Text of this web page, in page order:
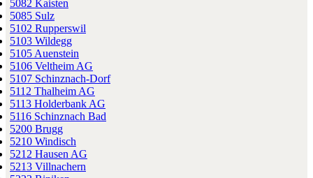
5082 Kaisten
5085 Sulz
5102 Rupperswil
5103 Wildegg
5105 Auenstein
5106 Veltheim AG
5107 Schinznach-Dorf
5112 Thalheim AG
5113 Holderbank AG
5116 Schinznach Bad
5200 Brugg
5210 Windisch
5212 Hausen AG
5213 Villnachern